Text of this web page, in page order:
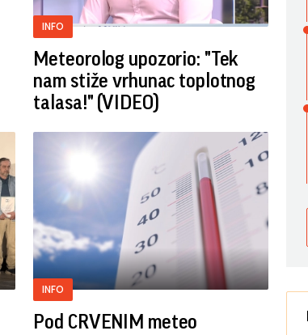
INFO
Meteorolog upozorio: "Tek
nam stiže vrhunac toplotnog
talasa!" (VIDEO)
INFO
Pod CRVENIM meteo